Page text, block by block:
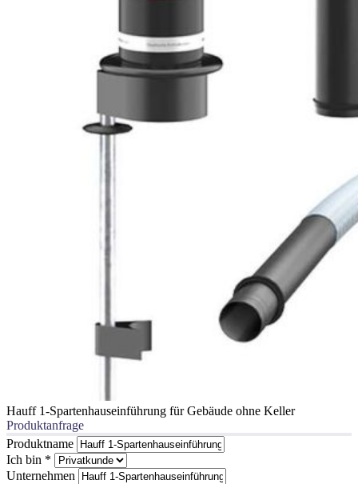
Hauff 1-Spartenhauseinführung für Gebäude ohne Keller
Produktanfrage
Produktname
Ich bin *
Unternehmen